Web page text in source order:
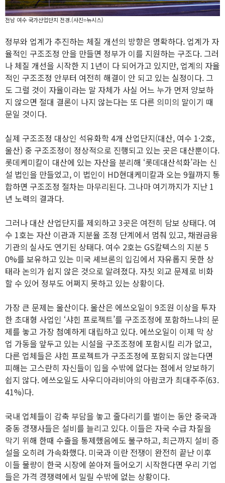
전남 여수 국가산업단지 전경.(사진=뉴시스)
정부와 업계가 추진하는 체질 개선의 방향은 명확하다. 업계가 자
율적인 구조조정 안을 만들면 정부가 이를 지원하는 구조다. 그러
나 체질 개선을 시작한 지 1년이 다 되어가고 있지만, 업계의 자율
적인 구조조정 안부터 여전히 해결이 안 되고 있는 실정이다. 그
도 그럴 것이 자율이라는 말 자체가 사실 어느 누가 먼저 양보하
지 않으면 절대 결론이 나지 않는다는 또 다른 의미의 말이기 때
문일 것이다.
실제 구조조정 대상인 석유화학 4개 산업단지(대산, 여수 1·2호,
울산) 중 구조조정이 정상적으로 진행되고 있는 곳은 대산뿐이다.
롯데케미칼이 대산에 있는 자산을 분리해 ‘롯데대산석화’라는 신
설 법인을 만들었고, 이 법인이 HD현대케미칼과 오는 9월까지 통
합하면 구조조정 절차는 마무리된다. 그나마 여기까지가 지난 1
년 노력의 결과다.
그러나 대산 산업단지를 제외하고 3곳은 여전히 담보 상태다. 여
수 1호는 자산 이관과 지분율 조정 단계에서 멈춰 있고, 채권금융
기관의 실사도 연기된 상태다. 여수 2호는 GS칼텍스의 지분 5
0%를 보유하고 있는 미국 셰브론의 입김에서 자유롭지 못한 상
태라 논의가 쉽지 않은 것으로 알려졌다. 자칫 외교 문제로 비화
할 수 있어 정부도 어쩌지 못하고 있는 상황이다.
가장 큰 문제는 울산이다. 울산은 에쓰오일이 9조원 이상을 투자
한 초대형 사업인 ‘샤힌 프로젝트’를 구조조정에 포함하느냐의 문
제를 놓고 가장 첨예하게 대립하고 있다. 에쓰오일이 이제 막 상
업 가동을 앞두고 있는 시설을 구조조정에 포함시킬 리가 없고,
다른 업체들은 샤힌 프로젝트가 구조조정에 포함되지 않는다면
피해는 고스란히 자신들이 입을 수밖에 없다는 점에서 양보하기
쉽지 않다. 에쓰오일도 사우디아라비아의 아람코가 최대주주(63.
41%)다.
국내 업체들이 감축 부담을 놓고 줄다리기를 벌이는 동안 중국과
중동 경쟁사들은 설비를 늘리고 있다. 이들은 자국 수급 차질을
막기 위해 한때 수출을 통제했음에도 불구하고, 최근까지 설비 증
설을 오히려 가속화했다. 미국과 이란 전쟁이 완전히 끝난 이후
이들 물량이 한국 시장에 쏟아져 들어오기 시작한다면 우리 기업
들은 가격 경쟁력에서 밀릴 수밖에 없는 상황이다.